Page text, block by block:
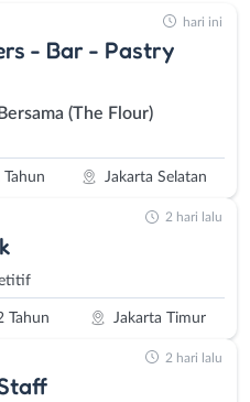
- Bar - Pastry
(The Flour)
Jakarta Selatan
hari ini
Tahun Jakarta Timur
2 hari lalu
2 hari lalu